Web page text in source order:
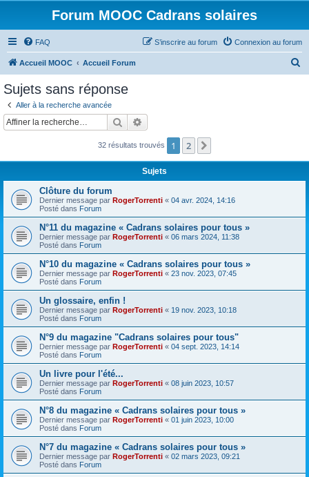
Forum MOOC Cadrans solaires
FAQ Connexion au forum
S’inscrire au forum
Accueil MOOC Accueil Forum
c
Sujets sans réponse
Aller à la recherche avancée
Rechercher
32 résultats trouvés 1 2
Sujets
Clôture du forum
Dernier message par RogerTorrenti « 04 avr. 2024, 14:16
Posté dans Forum
N°11 du magazine « Cadrans solaires pour tous »
Dernier message par RogerTorrenti « 06 mars 2024, 11:38
Posté dans Forum
N°10 du magazine « Cadrans solaires pour tous »
Dernier message par RogerTorrenti « 23 nov. 2023, 07:45
Posté dans Forum
Un glossaire, enfin !
Dernier message par RogerTorrenti « 19 nov. 2023, 10:18
Posté dans Forum
N°9 du magazine "Cadrans solaires pour tous"
Dernier message par RogerTorrenti « 04 sept. 2023, 14:14
Posté dans Forum
Un livre pour l'été...
Dernier message par RogerTorrenti « 08 juin 2023, 10:57
Posté dans Forum
N°8 du magazine « Cadrans solaires pour tous »
Dernier message par RogerTorrenti « 01 juin 2023, 10:00
Posté dans Forum
N°7 du magazine « Cadrans solaires pour tous »
Dernier message par RogerTorrenti « 02 mars 2023, 09:21
Posté dans Forum